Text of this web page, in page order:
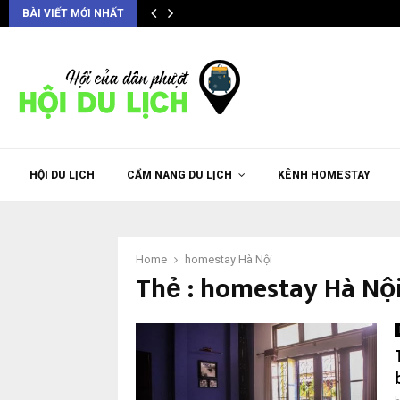
BÀI VIẾT MỚI NHẤT
HỘI DU LỊCH CẨM NANG DU LỊCH KÊNH HOMESTAY
Home homestay Hà Nội
Thẻ : homestay Hà